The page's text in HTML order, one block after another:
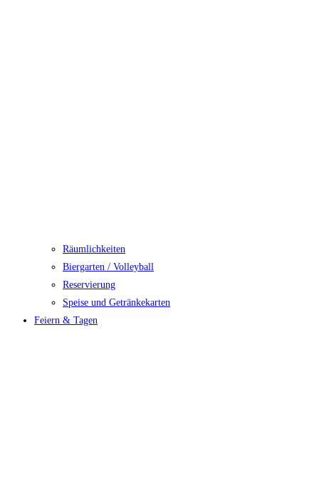
Räumlichkeiten
Biergarten / Volleyball
Reservierung
Speise und Getränkekarten
Feiern & Tagen